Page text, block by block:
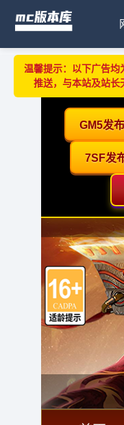
温馨提示：以下广告
推送，与本站及站长